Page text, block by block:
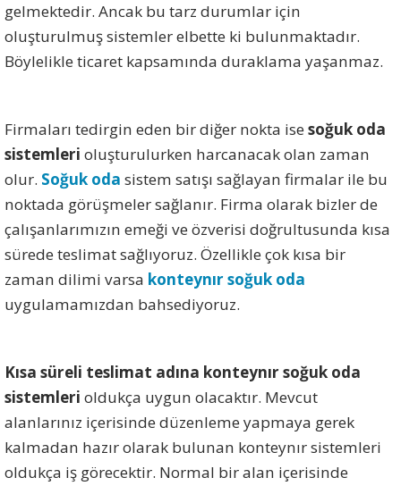
gelmektedir. Ancak bu tarz durumlar için
oluşturulmuş sistemler elbette ki bulunmaktadır.
Böylelikle ticaret kapsamında duraklama yaşanmaz.
Firmaları tedirgin eden bir diğer nokta isesoğuk oda
sistemleri oluşturulurken harcanacak olan zaman
olur. Soğuk oda sistem satışı sağlayan firmalar ile bu
noktada görüşmeler sağlanır. Firma olarak bizler de
çalışanlarımızın emeği ve özverisi doğrultusunda kısa
sürede teslimat sağlıyoruz. Özellikle çok kısa bir
zaman dilimi varsa konteynır soğuk oda
uygulamamızdan bahsediyoruz.
Kısa süreli teslimat adına konteynır soğuk oda
sistemleri oldukça uygun olacaktır. Mevcut
alanlarınız içerisinde düzenleme yapmaya gerek
kalmadan hazır olarak bulunan konteynır sistemleri
oldukça iş görecektir. Normal bir alan içerisinde